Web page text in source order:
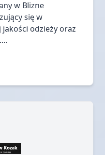
w Blizne
się w
odzieży oraz